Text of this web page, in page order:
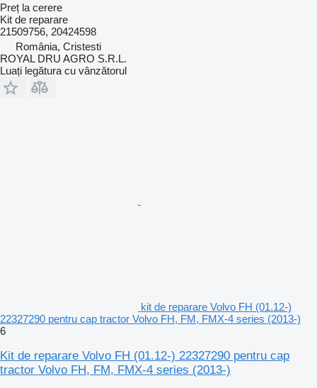
Preț la cerere
Kit de reparare
21509756, 20424598
România, Cristesti
ROYAL DRU AGRO S.R.L.
Luați legătura cu vânzătorul
kit de reparare Volvo FH (01.12-)
22327290 pentru cap tractor Volvo FH, FM, FMX-4 series (2013-)
6
Kit de reparare Volvo FH (01.12-) 22327290 pentru cap
tractor Volvo FH, FM, FMX-4 series (2013-)